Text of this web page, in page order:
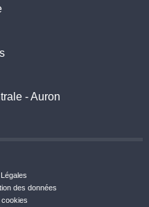
- Auron
des données